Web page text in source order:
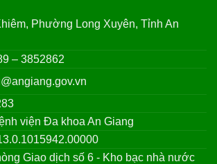
Phường Long Xuyên, Tỉnh An
– 3852862
viện Đa khoa An Giang
Giao dịch số 6 - Kho bạc nhà nước